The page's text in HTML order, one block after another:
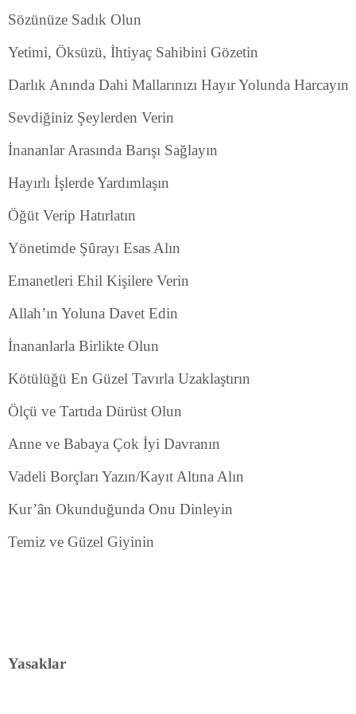
Sözünüze Sadık Olun
Yetimi, Öksüzü, İhtiyaç Sahibini Gözetin
Darlık Anında Dahi Mallarınızı Hayır Yolunda Harcayın
Sevdiğiniz Şeylerden Verin
İnananlar Arasında Barışı Sağlayın
Hayırlı İşlerde Yardımlaşın
Öğüt Verip Hatırlatın
Yönetimde Şûrayı Esas Alın
Emanetleri Ehil Kişilere Verin
Allah’ın Yoluna Davet Edin
İnananlarla Birlikte Olun
Kötülüğü En Güzel Tavırla Uzaklaştırın
Ölçü ve Tartıda Dürüst Olun
Anne ve Babaya Çok İyi Davranın
Vadeli Borçları Yazın/Kayıt Altına Alın
Kur’ân Okunduğunda Onu Dinleyin
Temiz ve Güzel Giyinin
Yasaklar